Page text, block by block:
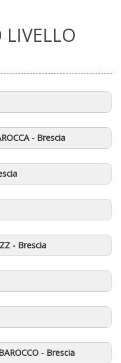
- Brescia
- Brescia
- Brescia